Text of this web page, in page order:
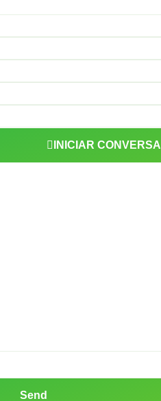
INICIAR CONVERSA
Send